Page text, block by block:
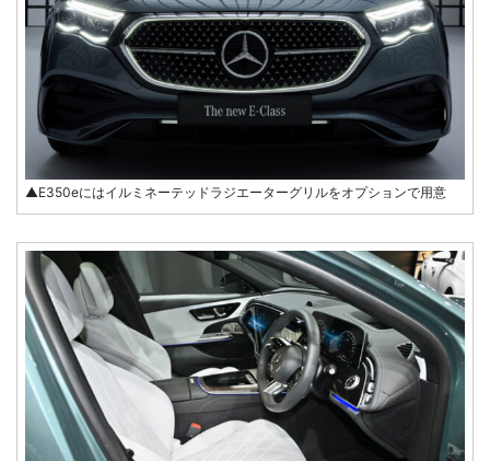
▲E350eにはイルミネーテッドラジエーターグリルをオプションで用意